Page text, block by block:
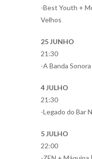
-Best Youth +
Velhos
25 JUNHO
21:30
-A Banda
4 JULHO
21:30
-Legado do Bar
5 JULHO
22:00